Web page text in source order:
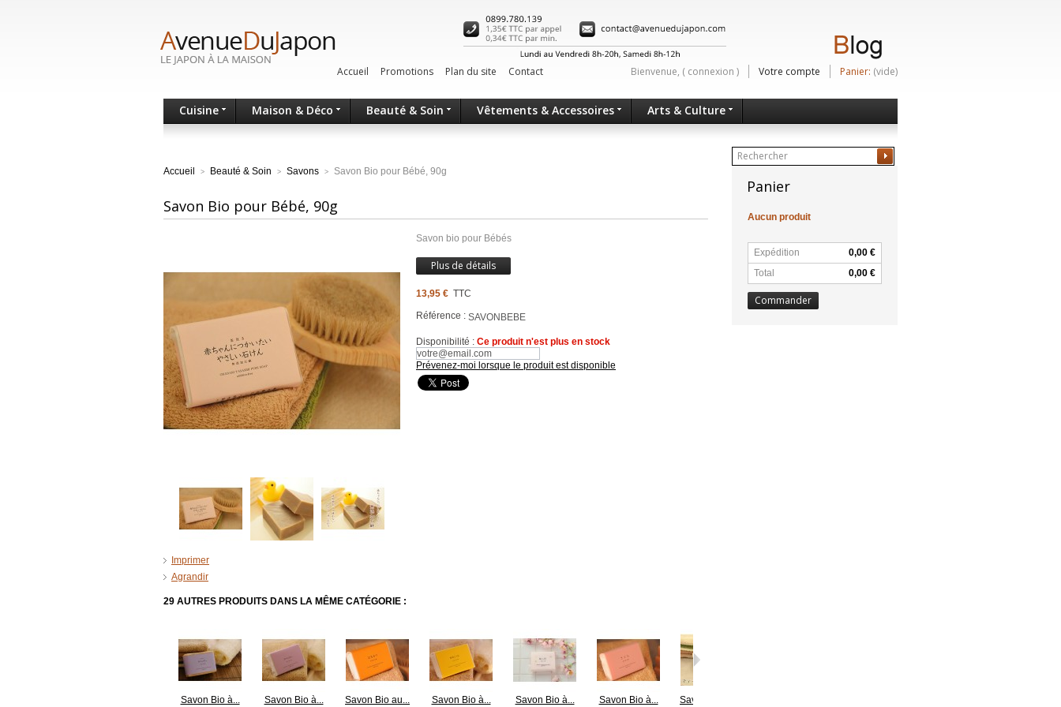
Bienvenue, ( connexion ) Votre compte Panier: (vide)
Accueil Promotions Plan du site Contact
Cuisine Maison & Déco Beauté & Soin Vêtements & Accessoires Arts & Culture
Accueil > Beauté & Soin > Savons > Savon Bio pour Bébé, 90g
Savon Bio pour Bébé, 90g
Imprimer
Agrandir
Savon bio pour Bébés
Plus de détails
13,95 € TTC
Référence : SAVONBEBE
Disponibilité : Ce produit n'est plus en stock
Prévenez-moi lorsque le produit est disponible
29 AUTRES PRODUITS DANS LA MÊME CATÉGORIE :
Savon Bio à...
Savon Bio à...
Savon Bio au...
Savon Bio à...
Savon Bio à...
Savon Bio à...
Savon Bio au...
Panier
Aucun produit
Expédition
0,00 €
Total
0,00 €
Commander